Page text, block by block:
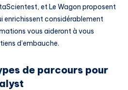
et Le Wagon proposent
enrichissent considérablement
vous aideront à vous
d’embauche.
de parcours pour